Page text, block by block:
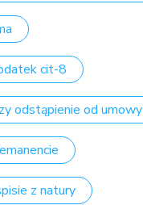
cit-8
odstąpienie od umowy
z natury